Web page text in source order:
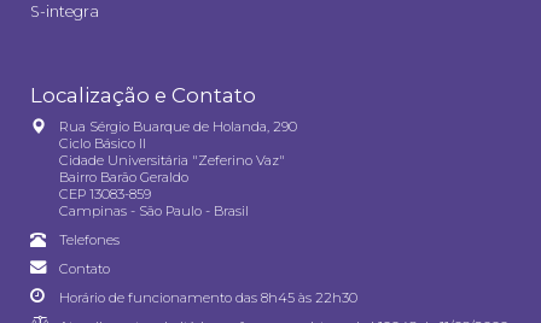
S-integra
Localização e Contato
Rua Sérgio Buarque de Holanda, 290
Ciclo Básico II
Cidade Universitária "Zeferino Vaz"
Bairro Barão Geraldo
CEP 13083-859
Campinas - São Paulo - Brasil
Telefones
Contato
Horário de funcionamento das 8h45 às 22h30